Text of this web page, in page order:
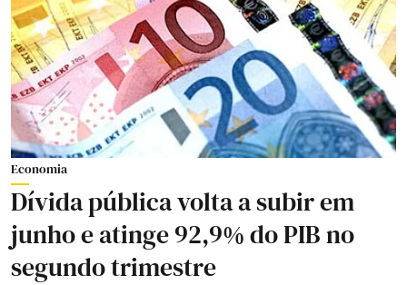
Economia
Dívida pública volta a subir em
junho e atinge 92,9% do PIB no
segundo trimestre